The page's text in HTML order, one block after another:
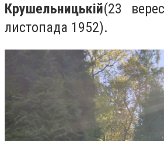
Крушельницькій(23
листопада 1952).